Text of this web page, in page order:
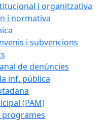
i organitzativa
i normativa
i subvencions
de denúncies
inf. pública
(PAM)
programes